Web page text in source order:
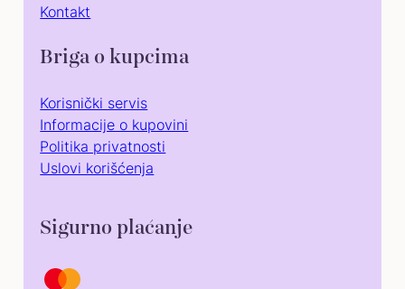
Kontakt
Briga o kupcima
Korisnički servis
Informacije o kupovini
Politika privatnosti
Uslovi korišćenja
Sigurno plaćanje